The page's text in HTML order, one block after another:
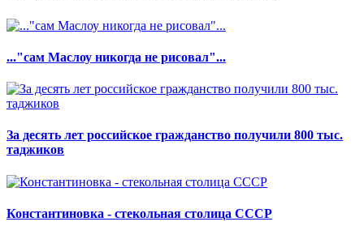
..."сам Маслоу никогда не рисовал"...
За десять лет российское гражданство получили 800 тыс.
таджиков
Константиновка - стекольная столица СССР